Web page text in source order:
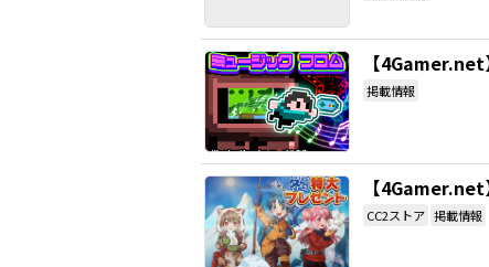
【
掲載情報
【
CC2ストア 掲載情報